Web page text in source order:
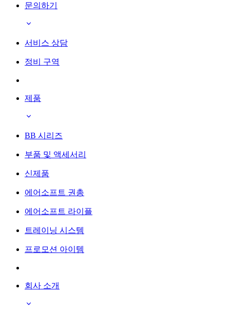
문의하기
서비스 상담
정비 구역
제품
BB 시리즈
부품 및 액세서리
신제품
에어소프트 권총
에어소프트 라이플
트레이닝 시스템
프로모션 아이템
회사 소개